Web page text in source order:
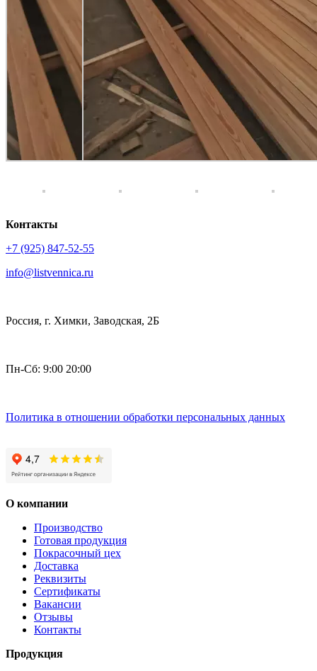
Контакты
+7 (925) 847-52-55
info@listvennica.ru
Россия, г. Химки, Заводская, 2Б
Пн-Сб: 9:00 20:00
Политика в отношении обработки персональных данных
О компании
Производство
Готовая продукция
Покрасочный цех
Доставка
Реквизиты
Сертификаты
Вакансии
Отзывы
Контакты
Продукция